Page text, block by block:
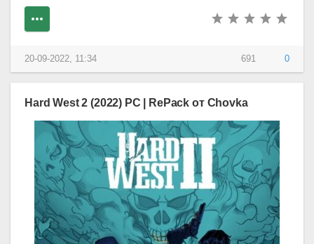
691 0
20-09-2022, 11:34
Hard West 2 (2022) PC | RePack от Chovka